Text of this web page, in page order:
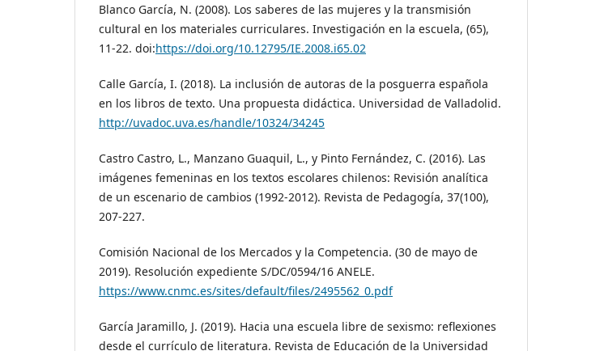
Blanco García, N. (2008). Los saberes de las mujeres y la transmisión
cultural en los materiales curriculares. Investigación en la escuela, (65),
11-22. doi:https://doi.org/10.12795/IE.2008.i65.02
Calle García, I. (2018). La inclusión de autoras de la posguerra española
en los libros de texto. Una propuesta didáctica. Universidad de Valladolid.
http://uvadoc.uva.es/handle/10324/34245
Castro Castro, L., Manzano Guaquil, L., y Pinto Fernández, C. (2016). Las
imágenes femeninas en los textos escolares chilenos: Revisión analítica
de un escenario de cambios (1992-2012). Revista de Pedagogía, 37(100),
207-227.
Comisión Nacional de los Mercados y la Competencia. (30 de mayo de
2019). Resolución expediente S/DC/0594/16 ANELE.
https://www.cnmc.es/sites/default/files/2495562_0.pdf
García Jaramillo, J. (2019). Hacia una escuela libre de sexismo: reflexiones
desde el currículo de literatura. Revista de Educación de la Universidad